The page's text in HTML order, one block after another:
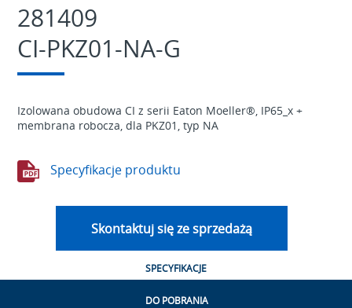
281409
CI-PKZ01-NA-G
Izolowana obudowa CI z serii Eaton Moeller®, IP65_x +
membrana robocza, dla PKZ01, typ NA
Specyfikacje produktu
Skontaktuj się ze sprzedażą
SPECYFIKACJE
DO POBRANIA